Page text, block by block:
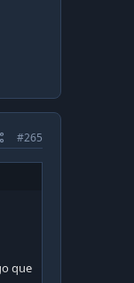
#265
que